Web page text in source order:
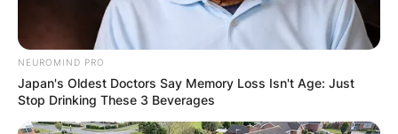
NEUROMIND PRO
Japan's Oldest Doctors Say Memory Loss Isn't Age: Just
Stop Drinking These 3 Beverages